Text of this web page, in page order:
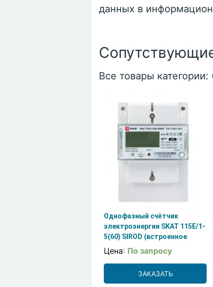
данных в
Все товары категории:
Однофазный счётчик
электроэнергии SKAT 115E/1-
5(60) SIROD (встроенное
реле) EKF PROxima
Цена: По запросу
ЗАКАЗАТЬ